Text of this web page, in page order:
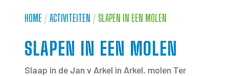
HOME / ACTIVITEITEN / SLAPEN IN EEN MOLEN
SLAPEN IN EEN MOLEN
Slaap in de Jan v Arkel in Arkel, molen Ter